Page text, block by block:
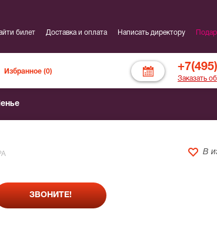
билет Доставка и оплата Написать директору
+7(495)
Заказать
Избранное (0)
В
ЗВОНИТЕ!